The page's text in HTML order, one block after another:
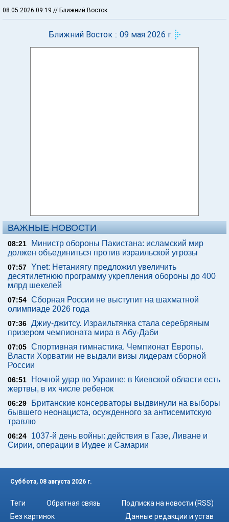
08.05.2026 09:19 // Ближний Восток
Ближний Восток :: 09 мая 2026 г.
ВАЖНЫЕ НОВОСТИ
08:21
Министр обороны Пакистана: исламский мир
должен объединиться против израильской угрозы
07:57 Ynet: Нетаниягу предложил увеличить
десятилетнюю программу укрепления обороны до 400
млрд шекелей
07:54 Сборная России не выступит на шахматной
олимпиаде 2026 года
07:36 Джиу-джитсу. Израильтянка стала серебряным
призером чемпионата мира в Абу-Даби
07:05 Спортивная гимнастика. Чемпионат Европы.
Власти Хорватии не выдали визы лидерам сборной
России
06:51
Ночной удар по Украине: в Киевской области есть
жертвы, в их числе ребенок
06:29
Британские консерваторы выдвинули на выборы
бывшего неонациста, осужденного за антисемитскую
травлю
06:24
1037-й день войны: действия в Газе, Ливане и
Сирии, операции в Иудее и Самарии
Суббота, 08 августа 2026 г.
Теги Обратная связь
Подписка на новости (RSS)
Без картинок
Данные редакции и устав